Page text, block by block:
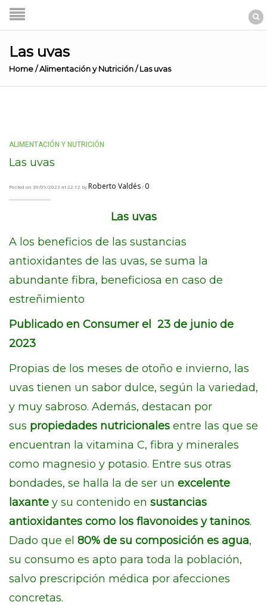
Las uvas
Home/Alimentación y Nutrición/ Las uvas
ALIMENTACIÓN Y NUTRICIÓN
Las uvas
Posted on 30/09/2023 at 22:12 byRoberto Valdés/ 0
Las uvas
A los beneficios de las sustancias
antioxidantes de las uvas, se suma la
abundante fibra, beneficiosa en caso de
estreñimiento
Publicado en Consumer el 23 de junio de
2023
Propias de los meses de otoño e invierno, las
uvas tienen un sabor dulce, según la variedad,
y muy sabroso. Además, destacan por
sus propiedades nutricionales entre las que se
encuentran la vitamina C, fibra y minerales
como magnesio y potasio. Entre sus otras
bondades, se halla la de ser un excelente
laxante y su contenido en sustancias
antioxidantes como los flavonoides y taninos.
Dado que el 80% de su composición es agua,
su consumo es apto para toda la población,
salvo prescripción médica por afecciones
concretas.